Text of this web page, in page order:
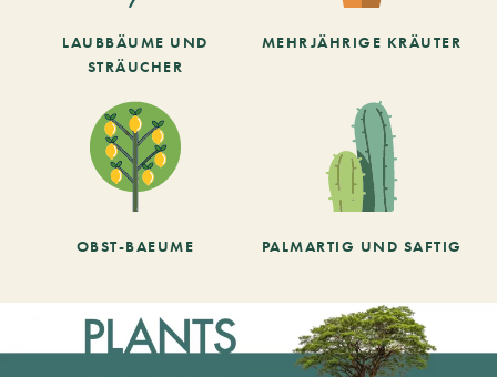
LAUBBÄUME UND
STRÄUCHER
MEHRJÄHRIGE KRÄUTER
OBST-BAEUME PALMARTIG UND SAFTIG